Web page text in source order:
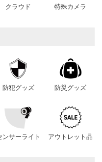
クラウド 特殊カメラ
防犯グッズ 防災グッズ
ンサーライト アウトレット品